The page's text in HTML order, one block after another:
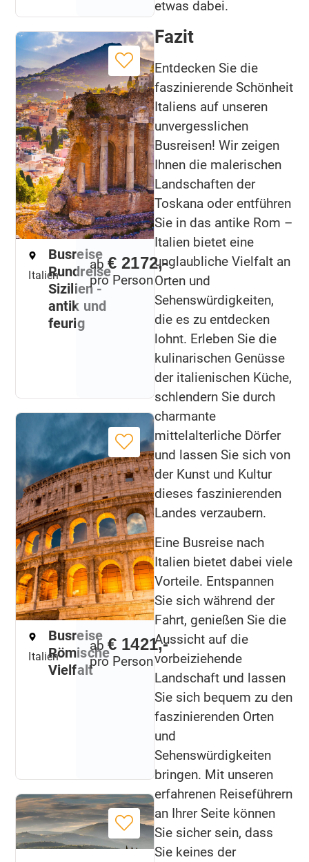
Italien
Busreise
Rundreise
Sizilien -
antik und
feurig
ab € 2172,-
pro Person
Italien
Busreise
Römische
Vielfalt
ab € 1421,-
pro Person
etwas dabei.
Fazit
Entdecken Sie die
faszinierende Schönheit
Italiens auf unseren
unvergesslichen
Busreisen! Wir zeigen
Ihnen die malerischen
Landschaften der
Toskana oder entführen
Sie in das antike Rom –
Italien bietet eine
unglaubliche Vielfalt an
Orten und
Sehenswürdigkeiten,
die es zu entdecken
lohnt. Erleben Sie die
kulinarischen Genüsse
der italienischen Küche,
schlendern Sie durch
charmante
mittelalterliche Dörfer
und lassen Sie sich von
der Kunst und Kultur
dieses faszinierenden
Landes verzaubern.
Eine Busreise nach
Italien bietet dabei viele
Vorteile. Entspannen
Sie sich während der
Fahrt, genießen Sie die
Aussicht auf die
vorbeiziehende
Landschaft und lassen
Sie sich bequem zu den
faszinierenden Orten
und
Sehenswürdigkeiten
bringen. Mit unseren
erfahrenen Reiseführern
an Ihrer Seite können
Sie sicher sein, dass
Sie keines der